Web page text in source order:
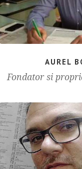
AUREL
Fondator si